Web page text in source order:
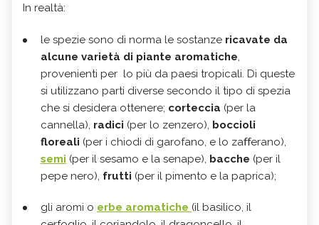
In realtà:
le spezie sono di norma le sostanze ricavate da
alcune varietà di piante aromatiche,
provenienti per lo più da paesi tropicali. Di queste
si utilizzano parti diverse secondo il tipo di spezia
che si desidera ottenere; corteccia (per la
cannella), radici (per lo zenzero), boccioli
floreali (per i chiodi di garofano, e lo zaﬀerano),
semi (per il sesamo e la senape), bacche (per il
pepe nero), frutti (per il pimento e la paprica);
gli aromi o erbe aromatiche (il basilico, il